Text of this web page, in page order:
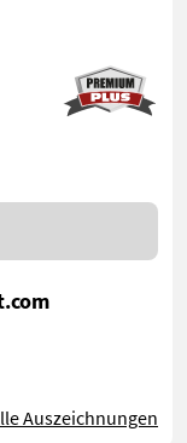
Auszeichnungen